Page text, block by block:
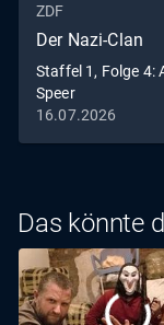
ZDF
Der Nazi-Clan
Staffel 1, Folge 4:
Speer
16.07.2026
Das könnte